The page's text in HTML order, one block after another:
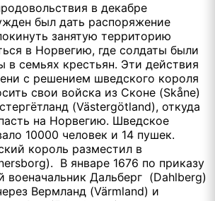
в декабре
был дать распоряжение
занятую территорию
в Норвегию, где солдаты были
в семьях крестьян. Эти действия
с решением шведского короля
свои войска из Сконе (Skåne)
(Västergötland), откуда
на Норвегию. Шведское
10000 человек и 14 пушек.
король разместил в
В январе 1676 по приказу
военачальник Дальберг (Dahlberg)
Вермланд (Värmland) и